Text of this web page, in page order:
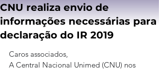
CNU realiza envio de
informações necessárias para
declaração do IR 2019
Caros associados,
A Central Nacional Unimed (CNU) nos